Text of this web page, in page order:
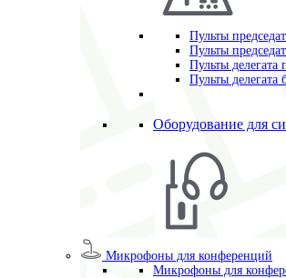
Пульты
Пульты
Пульты делегата
Пульты делегата
Оборудование для
Микрофоны для конференций
Микрофоны для